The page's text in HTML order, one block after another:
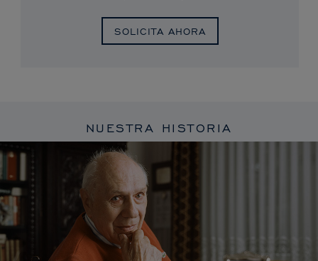
SOLICITA AHORA
NUESTRA HISTORIA